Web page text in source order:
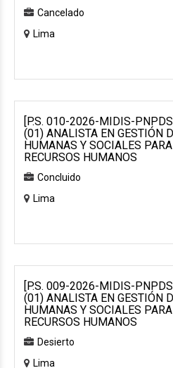
Cancelado
Lima
[P.S. 010-2026-MIDIS-
(01) ANALISTA EN GESTIÓN
HUMANAS Y SOCIALES
RECURSOS HUMANOS
Concluido
Lima
[P.S. 009-2026-MIDIS-
(01) ANALISTA EN GESTIÓN
HUMANAS Y SOCIALES
RECURSOS HUMANOS
Desierto
Lima